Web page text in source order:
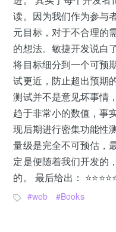
读。因为我们作为参与
元目标，对于不合理的
的想法。敏捷开发说白
将目标细分到一个可预
试更近，防止超出预期
测试并不是意见坏事情
趋于非常小的数值，事
现后期进行密集功能性
量级是完全不可预估，
定是便随着我们开发的
的。 最后给出：
web Books